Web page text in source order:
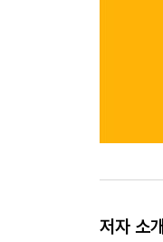
저자 소개